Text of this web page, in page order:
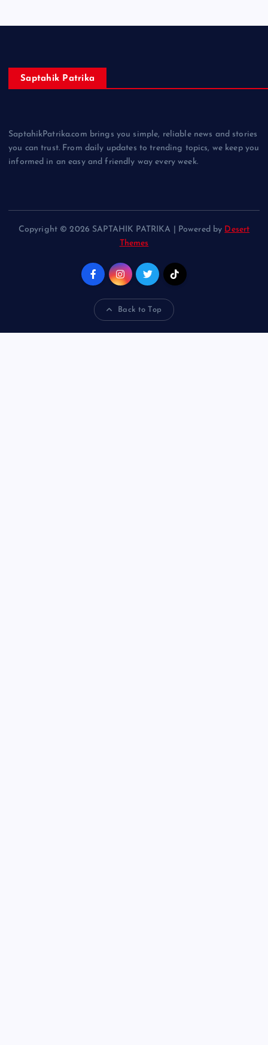
Saptahik Patrika
SaptahikPatrika.com brings you simple, reliable news and stories
you can trust. From daily updates to trending topics, we keep you
informed in an easy and friendly way every week.
Copyright © 2026 SAPTAHIK PATRIKA | Powered by Desert
Themes
Back to Top